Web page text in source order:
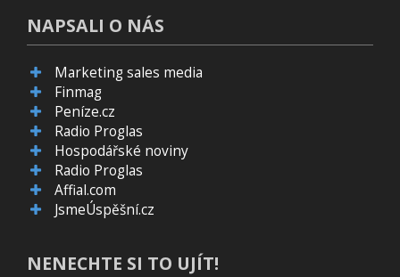
NAPSALI O NÁS
Marketing sales media
Finmag
Peníze.cz
Radio Proglas
Hospodářské noviny
Radio Proglas
Affial.com
JsmeÚspěšní.cz
NENECHTE SI TO UJÍT!